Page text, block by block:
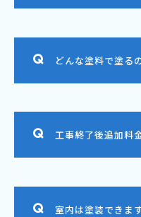
どんな塗料で塗る
工事終了後追加料
室内は塗装できま